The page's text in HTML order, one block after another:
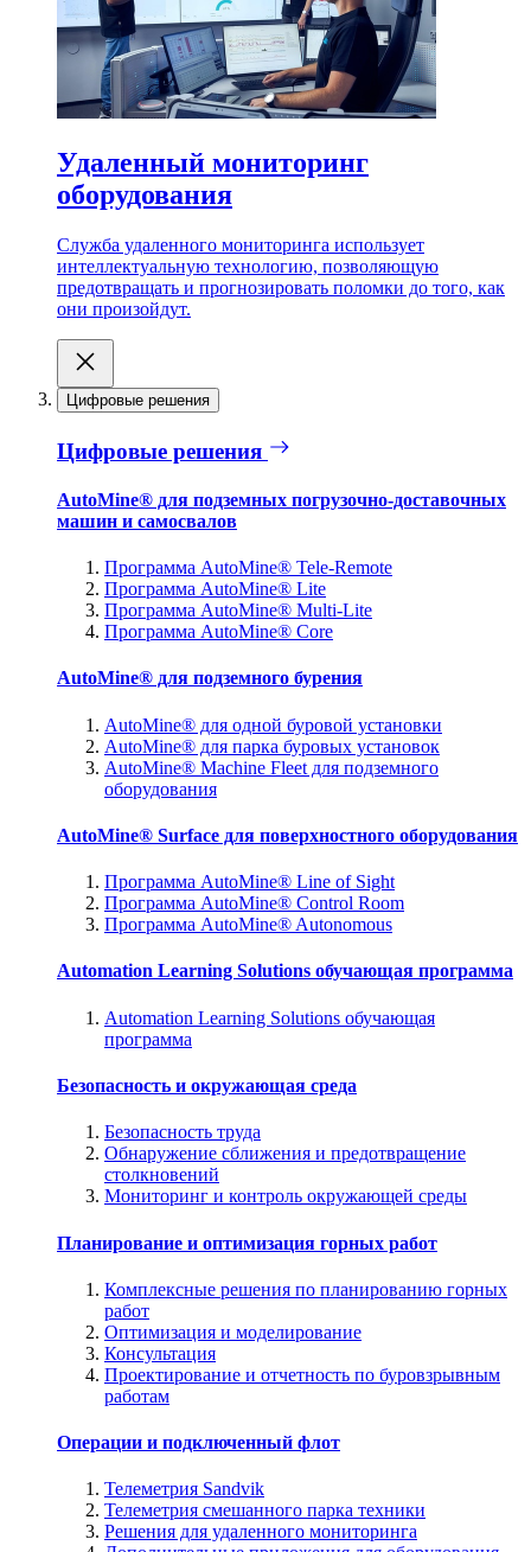
Удаленный мониторинг
оборудования
Служба удаленного мониторинга использует
интеллектуальную технологию, позволяющую
предотвращать и прогнозировать поломки до того, как
они произойдут.
Цифровые решения
Цифровые решения
AutoMine® для подземных погрузочно-доставочных
машин и самосвалов
Программа AutoMine® Tele-Remote
Программа AutoMine® Lite
Программа AutoMine® Multi-Lite
Программа AutoMine® Core
AutoMine® для подземного бурения
AutoMine® для одной буровой установки
AutoMine® для парка буровых установок
AutoMine® Machine Fleet для подземного
оборудования
AutoMine® Surface для поверхностного оборудования
Программа AutoMine® Line of Sight
Программа AutoMine® Control Room
Программа AutoMine® Autonomous
Automation Learning Solutions обучающая программа
Automation Learning Solutions обучающая
программа
Безопасность и окружающая среда
Безопасность труда
Обнаружение сближения и предотвращение
столкновений
Мониторинг и контроль окружающей среды
Планирование и оптимизация горных работ
Комплексные решения по планированию горных
работ
Оптимизация и моделирование
Консультация
Проектирование и отчетность по буровзрывным
работам
Операции и подключенный флот
Телеметрия Sandvik
Телеметрия смешанного парка техники
Решения для удаленного мониторинга